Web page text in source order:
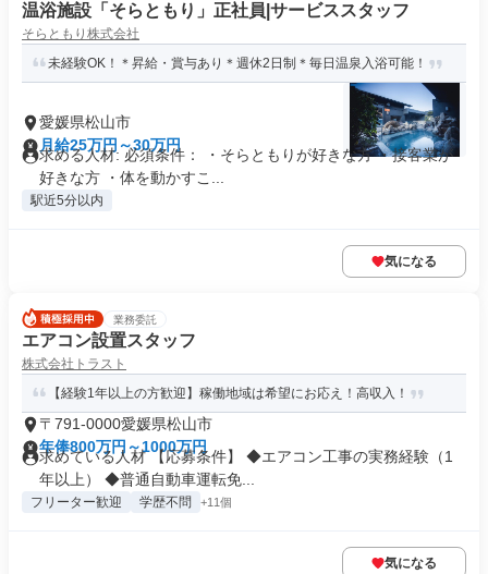
温浴施設「そらともり」正社員|サービススタッフ
そらともり株式会社
未経験OK！＊昇給・賞与あり＊週休2日制＊毎日温泉入浴可能！
愛媛県松山市
月給25万円～30万円
求める人材: 必須条件： ・そらともりが好きな方 ・接客業が
好きな方 ・体を動かすこ...
駅近5分以内
気になる
業務委託
エアコン設置スタッフ
株式会社トラスト
【経験1年以上の方歓迎】稼働地域は希望にお応え！高収入！
〒791-0000愛媛県松山市
年俸800万円～1000万円
求めている人材 【応募条件】 ◆エアコン工事の実務経験（1
年以上） ◆普通自動車運転免...
フリーター歓迎 学歴不問 +11個
気になる